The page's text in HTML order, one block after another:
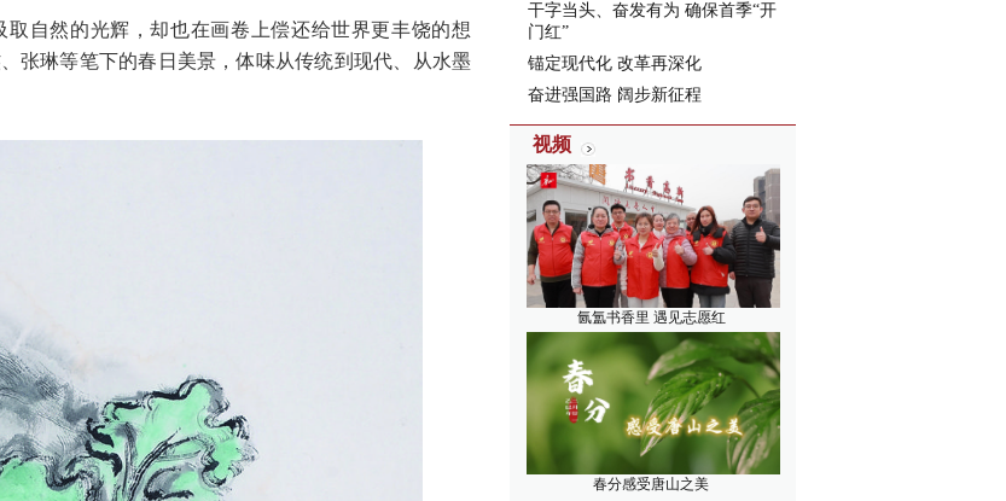
自然的光辉，却也在画卷上偿还给世界更丰饶的想
张琳等笔下的春日美景，体味从传统到现代、从水墨
干字当头、奋发有为 确保首季“开
门红”
锚定现代化 改革再深化
奋进强国路 阔步新征程
视频
氤氲书香里 遇见志愿红
春分感受唐山之美